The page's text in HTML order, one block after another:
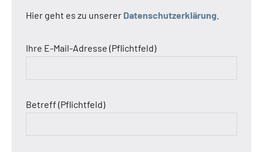
Hier geht es zu unserer Datenschutzerklärung
Ihre E-Mail-Adresse (Pflichtfeld)
Betreff (Pflichtfeld)